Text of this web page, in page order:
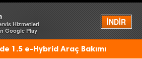
Hizmetleri
Google Play
İNDİR
Menü
1.5 e-Hybrid Araç Bakımı